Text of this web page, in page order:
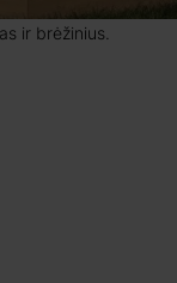
ir brėžinius.